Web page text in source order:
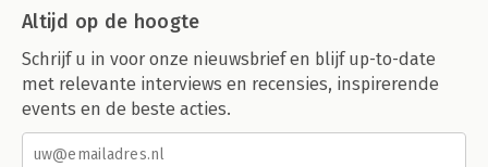
Altijd op de hoogte
Schrijf u in voor onze nieuwsbrief en blijf up-to-date
met relevante interviews en recensies, inspirerende
events en de beste acties.